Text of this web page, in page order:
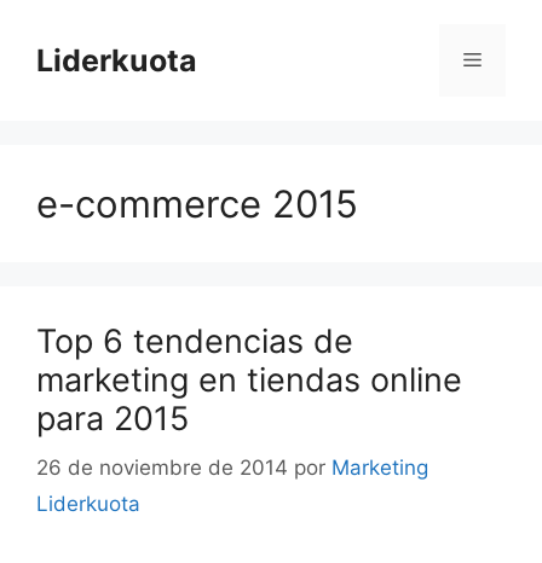
contenido
Liderkuota Menú
e-commerce 2015
Top 6 tendencias de
marketing en tiendas online
para 2015
26 de noviembre de 2014 por Marketing
Liderkuota